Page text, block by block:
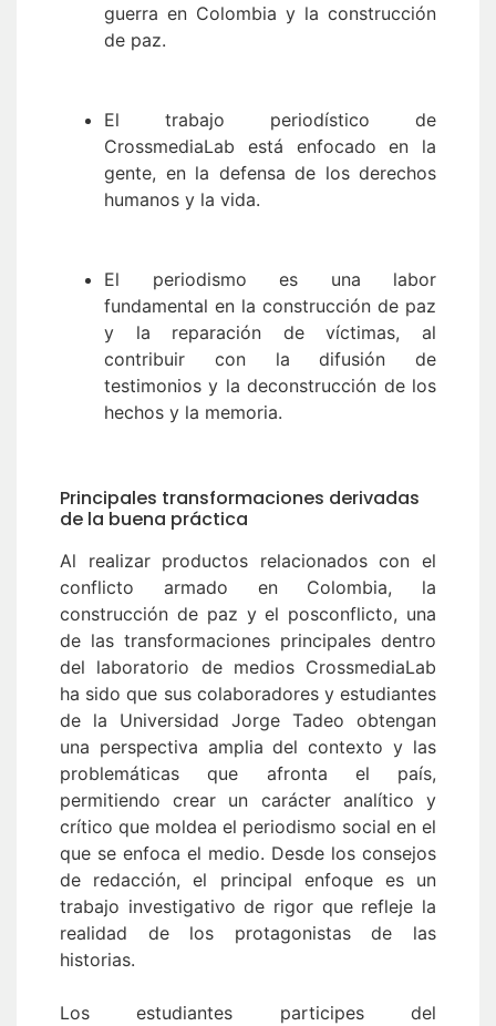
guerra en Colombia y la construcción
de paz.
El trabajo periodístico de
CrossmediaLab está enfocado en la
gente, en la defensa de los derechos
humanos y la vida.
El periodismo es una labor
fundamental en la construcción de paz
y la reparación de víctimas, al
contribuir con la difusión de
testimonios y la deconstrucción de los
hechos y la memoria.
Principales transformaciones derivadas
de la buena práctica
Al realizar productos relacionados con el
conflicto armado en Colombia, la
construcción de paz y el posconflicto, una
de las transformaciones principales dentro
del laboratorio de medios CrossmediaLab
ha sido que sus colaboradores y estudiantes
de la Universidad Jorge Tadeo obtengan
una perspectiva amplia del contexto y las
problemáticas que afronta el país,
permitiendo crear un carácter analítico y
crítico que moldea el periodismo social en el
que se enfoca el medio. Desde los consejos
de redacción, el principal enfoque es un
trabajo investigativo de rigor que refleje la
realidad de los protagonistas de las
historias.
Los estudiantes participes del